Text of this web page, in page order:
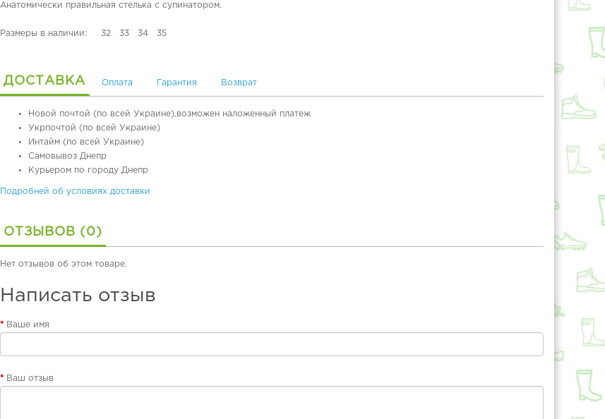
Анатомически правильная стелька с супинатором.
Размеры в наличии: 32 33 34 35
ДОСТАВКА Оплата Гарантия Возврат
Новой почтой (по всей Украине),возможен наложенный платеж
Укрпочтой (по всей Украине)
Интайм (по всей Украине)
Самовывоз Днепр
Курьером по городу Днепр
Подробней об условиях доставки
ОТЗЫВОВ (0)
Нет отзывов об этом товаре.
Написать отзыв
Ваше имя
Ваш отзыв